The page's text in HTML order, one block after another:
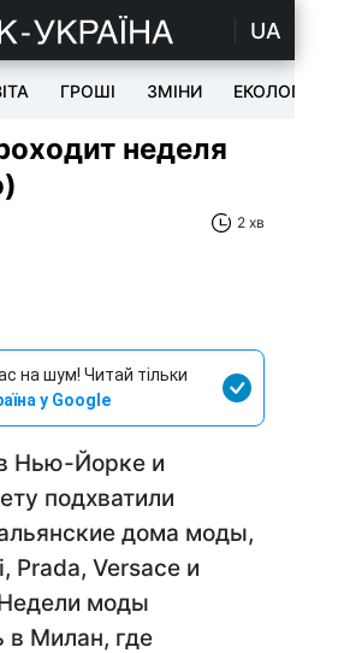
UA
ГРОШІ ЗМІНИ ЕКОЛОГІЯ
неделя
2 хв
на шум! Читай тільки
у Google
Нью-Йорке и
подхватили
дома моды,
Prada, Versace и
моды
в Милан, где